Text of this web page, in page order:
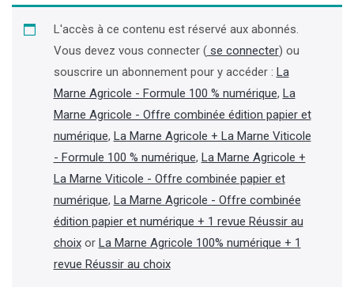
L'accès à ce contenu est réservé aux abonnés.
Vous devez vous connecter (se connecter) ou
souscrire un abonnement pour y accéder : La
Marne Agricole - Formule 100 % numérique, La
Marne Agricole - Offre combinée édition papier et
numérique, La Marne Agricole + La Marne Viticole
- Formule 100 % numérique, La Marne Agricole +
La Marne Viticole - Offre combinée papier et
numérique, La Marne Agricole - Offre combinée
édition papier et numérique + 1 revue Réussir au
choixor La Marne Agricole 100% numérique + 1
revue Réussir au choix